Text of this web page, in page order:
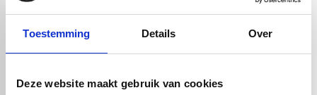
Toestemming Details Over
Deze website maakt gebruik van cookies
recyclebaar, wat het een duurzame keuze maakt.
Tegenover deze voordelen staan enkele aandachtspunten. PE100 is
wanneer het onbeschermd wordt toegepast. Ook heeft het